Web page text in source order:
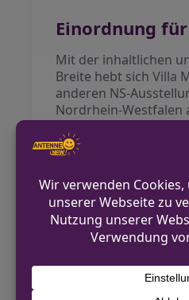
Einordnung für
Mit der inhaltlichen
Breite hebt sich Villa
anderen NS-
Nordrhein-Westfalen
und die Integration
berücksichtigter
großgeschrieben.
und Jugendliche
erarbeitet, die deren
Interessen
Befragungen und